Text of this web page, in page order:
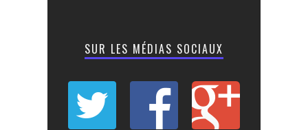
SUR LES MÉDIAS SOCIAUX